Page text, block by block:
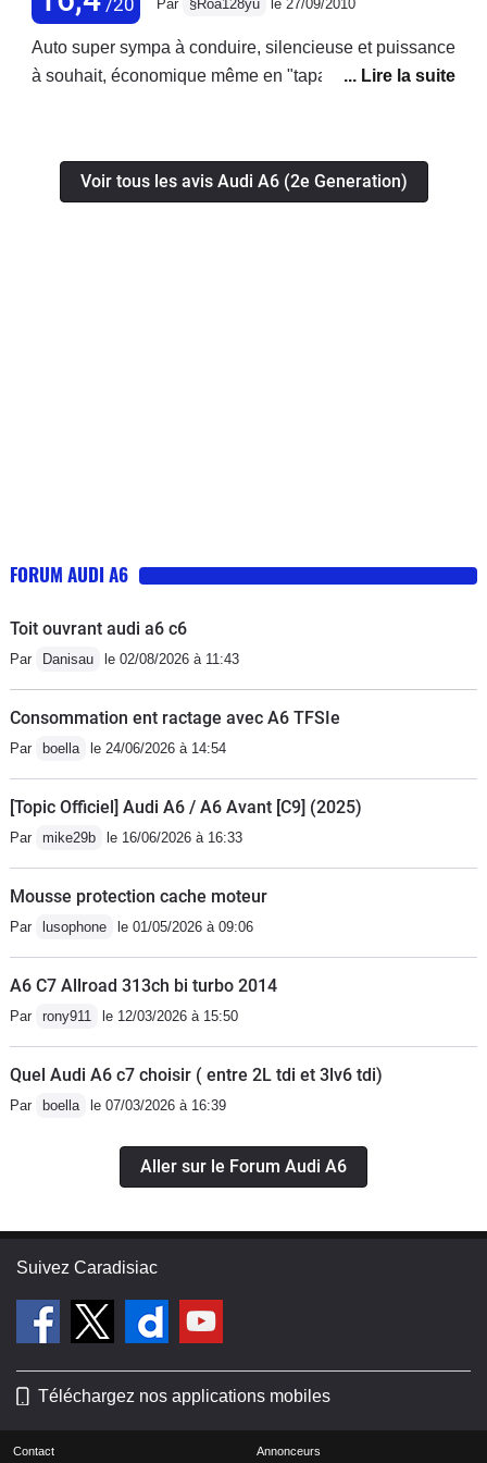
Par §Roa128yu le 27/09/2010
Auto super sympa à conduire, silencieuse et puissance
à souhait, économique même en "tapant dedans"!
Voir tous les avis Audi A6 (2e Generation)
FORUM AUDI A6
Toit ouvrant audi a6 c6
Par Danisau le 02/08/2026 à 11:43
Consommation ent ractage avec A6 TFSIe
Par boella le 24/06/2026 à 14:54
[Topic Officiel] Audi A6 / A6 Avant [C9] (2025)
Par mike29b le 16/06/2026 à 16:33
Mousse protection cache moteur
Par lusophone le 01/05/2026 à 09:06
A6 C7 Allroad 313ch bi turbo 2014
Par rony911 le 12/03/2026 à 15:50
Quel Audi A6 c7 choisir ( entre 2L tdi et 3lv6 tdi)
Par boella le 07/03/2026 à 16:39
Aller sur le Forum Audi A6
Suivez Caradisiac
Téléchargez nos applications mobiles
Contact Annonceurs